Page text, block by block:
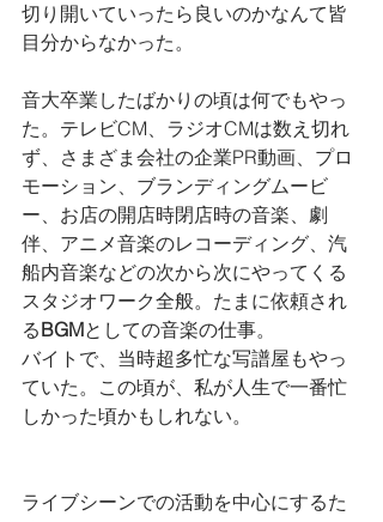
切り開いていったら良いのかなんて皆
目分からなかった。
音大卒業したばかりの頃は何でもやっ
た。テレビCM、ラジオCMは数え切れ
ず、さまざま会社の企業PR動画、プロ
モーション、ブランディングムービ
ー、お店の開店時閉店時の音楽、劇
伴、アニメ音楽のレコーディング、汽
船内音楽などの次から次にやってくる
スタジオワーク全般。たまに依頼され
るBGMとしての音楽の仕事。
バイトで、当時超多忙な写譜屋もやっ
ていた。この頃が、私が人生で一番忙
しかった頃かもしれない。
ライブシーンでの活動を中心にするた